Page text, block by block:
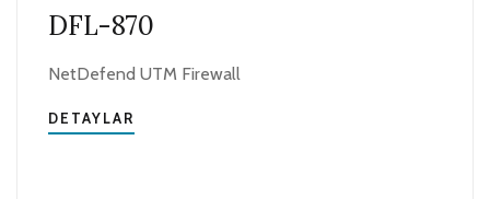
DFL-870
NetDefend UTM Firewall
DETAYLAR